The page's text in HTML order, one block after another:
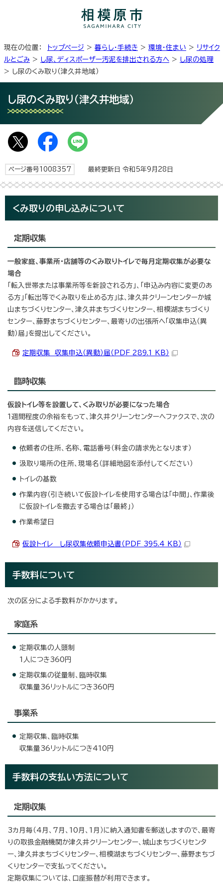
現在の位置： トップページ > 暮らし・手続き > 環境・住まい > リサイク
ルとごみ > し尿、ディスポーザー汚泥を排出される方へ > し尿の処理
> し尿のくみ取り（津久井地域）
し尿のくみ取り（津久井地域）
ページ番号1008357 最終更新日 令和5年9月28日
くみ取りの申し込みについて
定期収集
一般家庭、事業所・店舗等のくみ取りトイレで毎月定期収集が必要な
場合
「転入世帯または事業所等を新設される方」、「申込み内容に変更のあ
る方」「転出等でくみ取りを止める方」は、津久井クリーンセンターか城
山まちづくりセンター、津久井まちづくりセンター、相模湖まちづくり
センター、藤野まちづくりセンター、最寄りの出張所へ「収集申込（異
動）届」を提出してください。
定期収集 収集申込（異動）届（PDF 289.1 KB）
臨時収集
仮設トイレ等を設置して、くみ取りが必要になった場合
1週間程度の余裕をもって、津久井クリーンセンターへファクスで、次の
内容を送信してください。
依頼者の住所、名称、電話番号（料金の請求先となります）
汲取り場所の住所、現場名（詳細地図を添付してください）
トイレの基数
作業内容（引き続いて仮設トイレを使用する場合は「中間」、作業後
に仮設トイレを撤去する場合は「最終」）
作業希望日
仮設トイレ し尿収集依頼申込書（PDF 395.4 KB）
手数料について
次の区分による手数料がかかります。
家庭系
定期収集の人頭制
1人につき360円
定期収集の従量制、臨時収集
収集量36リットルにつき360円
事業系
定期収集、臨時収集
収集量36リットルにつき410円
手数料の支払い方法について
定期収集
3カ月毎（4月、7月、10月、1月）に納入通知書を郵送しますので、最寄
りの取扱金融機関か津久井クリーンセンター、城山まちづくりセンタ
ー、津久井まちづくりセンター、相模湖まちづくりセンター、藤野まちづ
くりセンターで支払ってください。
定期収集については、口座振替が利用できます。